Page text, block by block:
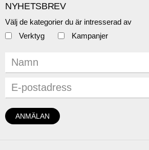
NYHETSBREV
Välj de kategorier du är intresserad av
Verktyg
Kampanjer